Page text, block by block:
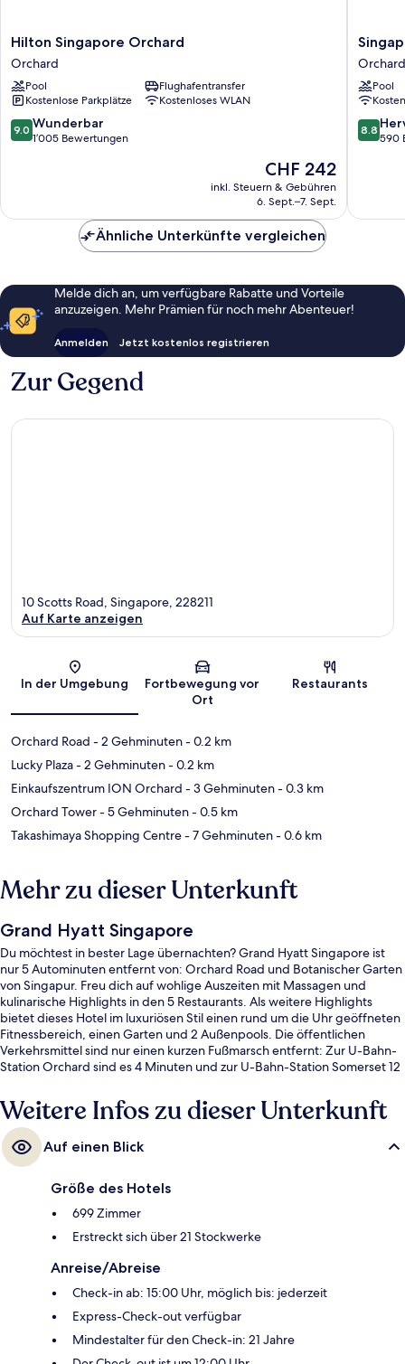
Hilton
Singapore
Orchard
Orchard
Hilton Singapore Orchard
Orchard
Pool
Flughafentransfer
Kostenlose Parkplätze
Kostenloses WLAN
9.0
von
9.0 Wunderbar
1’005 Bewertungen
Der
Preis
beträgt
CHF 242
inkl. Steuern & Gebühren
6. Sept.–7. Sept.
Marriott
Tang
Plaza
Hotel
Orchard
Orchard
Pool
8.8
von
8.8
590
Ähnliche Unterkünfte vergleichen
Melde dich an, um verfügbare Rabatte und Vorteile
anzuzeigen. Mehr Prämien für noch mehr Abenteuer!
Anmelden Jetzt kostenlos registrieren
Zur Gegend
Karte
10 Scotts Road, Singapore, 228211
Auf Karte anzeigen
In der Umgebung
Fortbewegung vor
Ort
Restaurants
Orchard Road - 2 Gehminuten- 0.2 km
Lucky Plaza- 2 Gehminuten- 0.2 km
Einkaufszentrum ION Orchard - 3 Gehminuten- 0.3 km
Orchard Tower- 5 Gehminuten- 0.5 km
Takashimaya Shopping Centre- 7 Gehminuten- 0.6 km
Mehr zu dieser Unterkunft
Grand Hyatt Singapore
Du möchtest in bester Lage übernachten? Grand Hyatt Singapore ist
nur 5 Autominuten entfernt von: Orchard Road und Botanischer Garten
von Singapur. Freu dich auf wohlige Auszeiten mit Massagen und
kulinarische Highlights in den 5 Restaurants. Als weitere Highlights
bietet dieses Hotel im luxuriösen Stil einen rund um die Uhr geöffneten
Fitnessbereich, einen Garten und 2 Außenpools. Die öffentlichen
Verkehrsmittel sind nur einen kurzen Fußmarsch entfernt: Zur U-Bahn-
Station Orchard sind es 4 Minuten und zur U-Bahn-Station Somerset 12
Weitere Infos zu dieser Unterkunft
Auf einen Blick
Größe des Hotels
699 Zimmer
Erstreckt sich über 21 Stockwerke
Anreise/Abreise
Check-in ab: 15:00 Uhr, möglich bis: jederzeit
Express-Check-out verfügbar
Mindestalter für den Check-in: 21 Jahre